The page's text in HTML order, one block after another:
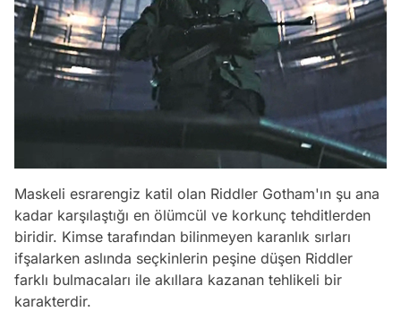
Maskeli esrarengiz katil olan Riddler Gotham'ın şu ana
kadar karşılaştığı en ölümcül ve korkunç tehditlerden
biridir. Kimse tarafından bilinmeyen karanlık sırları
ifşalarken aslında seçkinlerin peşine düşen Riddler
farklı bulmacaları ile akıllara kazanan tehlikeli bir
karakterdir.